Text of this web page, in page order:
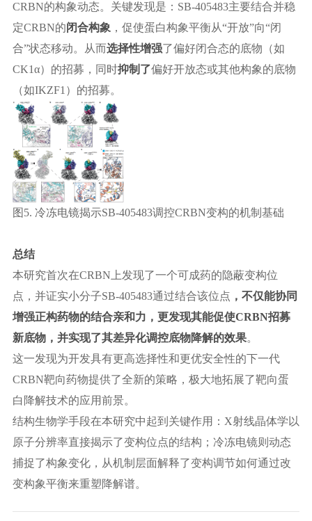
CRBN的构象动态。关键发现是：SB-405483主要结合并稳
定CRBN的 闭合构象 ，促使蛋白构象平衡从“开放”向“闭
合”状态移动。 从而选择性增强了偏好闭合态的底物（如
CK1α）的招募，同时抑制了偏好开放态或其他构象的底物
（如IKZF1）的招募。
图 5. 冷冻电镜揭示SB-405483调控CRBN变构的机制基础
总结
本研究首次在CRBN上发现了一个可成药的隐蔽变构位
点，并证实小分子SB-405483通过结合该位点 ，不仅能协同
增强正构药物的结合亲和力，更发现其能促使CRBN招募
新底物，并实现了其差异化调控底物降解的效果。
这一发现为开发具有更高选择性和更优安全性的下一代
CRBN靶向药物提供了全新的策略，极大地拓展了靶向蛋
白降解技术的应用前景。
结构生物学手段在本研究中起到关键作用： X射线晶体学以
原子分辨率直接揭示了变构位点的结构；冷冻电镜则动态
捕捉了构象变化，从机制层面解释了变构调节如何通过改
变构象平衡来重塑降解谱。